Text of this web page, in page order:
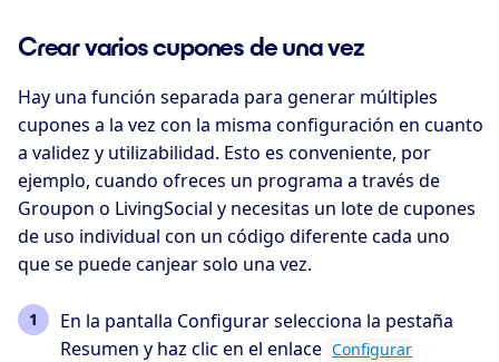
Crear varios cupones de una vez
Hay una función separada para generar múltiples
cupones a la vez con la misma configuración en cuanto
a validez y utilizabilidad. Esto es conveniente, por
ejemplo, cuando ofreces un programa a través de
Groupon o LivingSocial y necesitas un lote de cupones
de uso individual con un código diferente cada uno
que se puede canjear solo una vez.
En la pantalla Configurar selecciona la pestaña
Resumen y haz clic en el enlace Configurar